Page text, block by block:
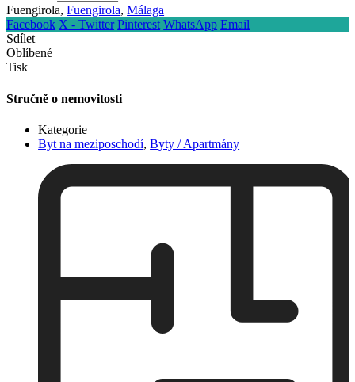
Fuengirola,Fuengirola,Málaga
Facebook X - Twitter Pinterest WhatsApp Email
Sdílet
Oblíbené
Tisk
Stručně o nemovitosti
Kategorie
Byt na meziposchodí,Byty / Apartmány